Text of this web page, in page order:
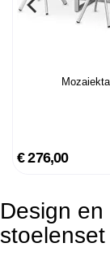
€ 276,00
Design
stoelenset